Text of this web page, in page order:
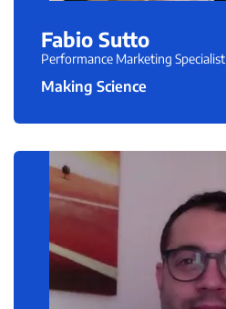
Fabio Sutto
Performance Marketing Specialist
Making Science